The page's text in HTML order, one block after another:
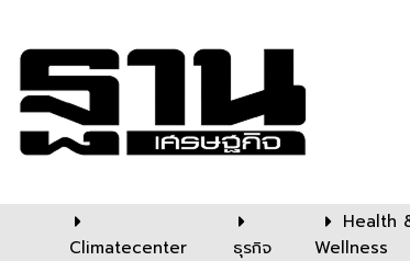
Climatecenter ธุรกิจ
Health
Wellness